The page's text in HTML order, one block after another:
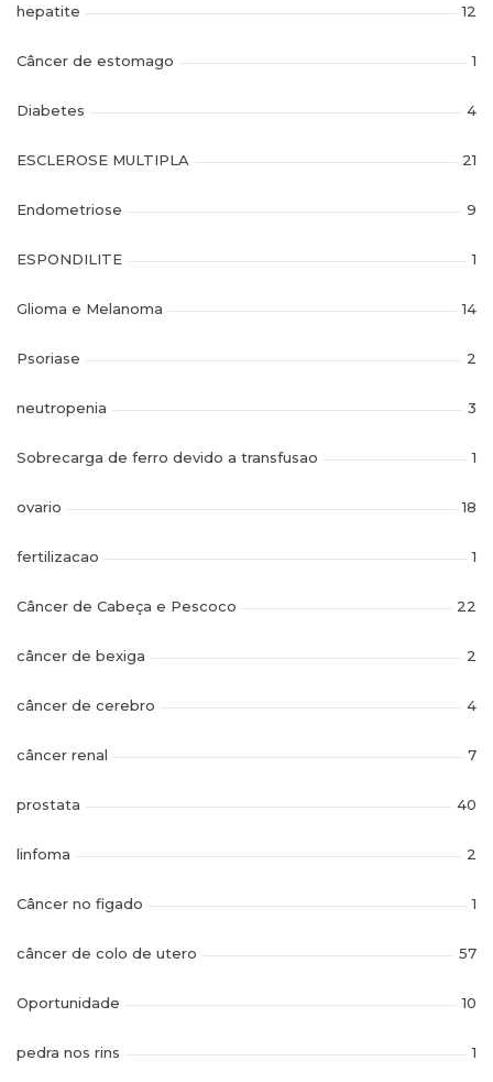
hepatite 12
Câncer de estomago 1
Diabetes 4
ESCLEROSE MULTIPLA 21
Endometriose 9
ESPONDILITE 1
Glioma e Melanoma 14
Psoriase 2
neutropenia 3
Sobrecarga de ferro devido a transfusao 1
ovario 18
fertilizacao 1
Câncer de Cabeça e Pescoco 22
câncer de bexiga 2
câncer de cerebro 4
câncer renal 7
prostata 40
linfoma 2
Câncer no figado 1
câncer de colo de utero 57
Oportunidade 10
pedra nos rins 1